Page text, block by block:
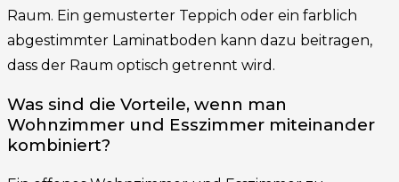
Raum. Ein gemusterter Teppich oder ein farblich
abgestimmter Laminatboden kann dazu beitragen,
dass der Raum optisch getrennt wird.
Was sind die Vorteile, wenn man
Wohnzimmer und Esszimmer miteinander
kombiniert?